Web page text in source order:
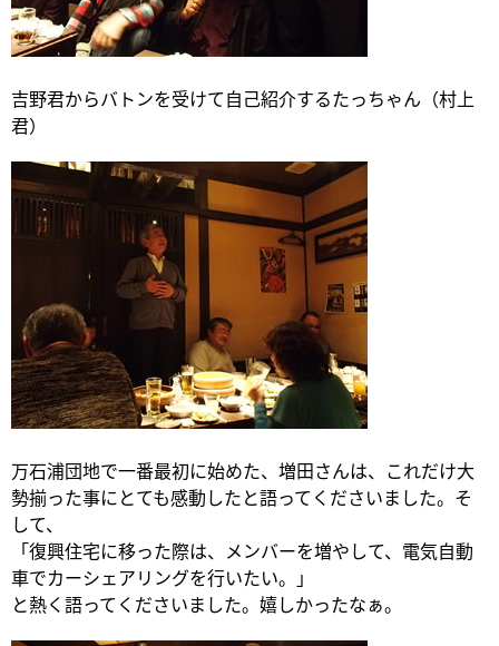
吉野君からバトンを受けて自己紹介するたっちゃん（村上
君）
万石浦団地で一番最初に始めた、増田さんは、これだけ大
勢揃った事にとても感動したと語ってくださいました。そ
して、
「復興住宅に移った際は、メンバーを増やして、電気自動
車でカーシェアリングを行いたい。」
と熱く語ってくださいました。嬉しかったなぁ。